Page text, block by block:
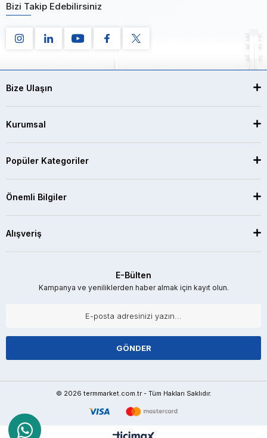
Bizi Takip Edebilirsiniz
Bize Ulaşın
Kurumsal
Popüler Kategoriler
Önemli Bilgiler
Alışveriş
E-Bülten
Kampanya ve yeniliklerden haber almak için kayıt olun.
GÖNDER
© 2026 termmarket.com.tr - Tüm Hakları Saklıdır.